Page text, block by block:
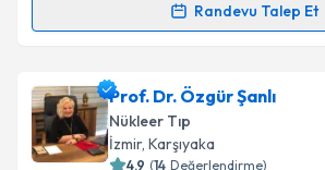
Takvim Talebini
Randevu Talep Et
Randevu Takvimi Talebi
Uzm. Dr. Hediye Çiftçiiçin randevu
oluşturun. Size bu uzmandan randevu
takvim hazırlandığında e-posta ile
Prof. Dr. Özgür Şanlı
Nükleer Tıp
İzmir, Karşıyaka
4.9 (14 Değerlendirme)